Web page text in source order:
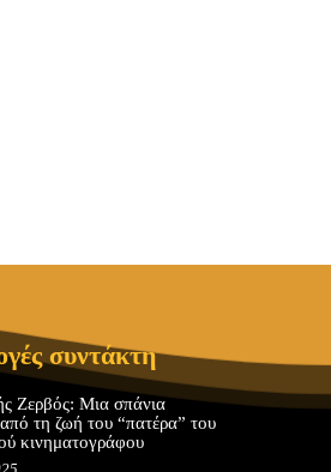
συντάκτη
Ζερβός: Μια σπάνια
από τη ζωή του “πατέρα” του
κινηματογράφου